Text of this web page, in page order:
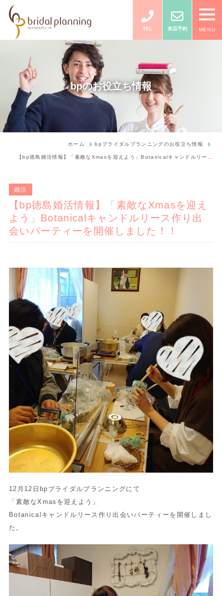
TEL 来店予約 MENU
bpのお役立ち情報
ホーム bpブライダルプランニングのお役立ち情報
【bp徳島婚活情報】「素敵なXmasを迎えよう」Botanicalキャンドルリー…
婚活
【bp徳島婚活情報】「素敵なXmasを迎え
よう」Botanicalキャンドルリース作り出
会いパーティーを開催しました！！
12月12日bpブライダルプランニングにて
「素敵なXmasを迎えよう」
Botanicalキャンドルリース作り出会いパーティーを開催しまし
た。